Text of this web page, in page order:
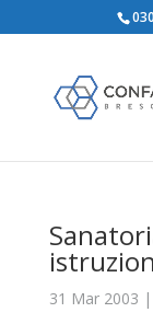
31 Mar 2003 |